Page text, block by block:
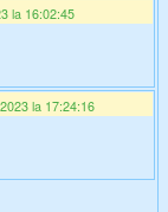
la 16:02:45
la 17:24:16